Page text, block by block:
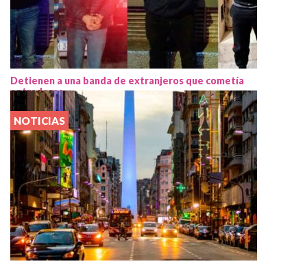
Detienen a una banda de extranjeros que cometía
entraderas
NOTICIAS